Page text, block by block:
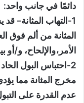
دائمًا في جانب واحد:
1-التهاب المثانة–
المثانة من ألم فوق
الأمر،والإلحاح، و/أو
2-احتباس البول
مخرج المثانة مما
عدم القدرة على